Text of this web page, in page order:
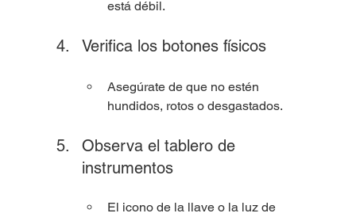
está débil.
Verifica los botones físicos
Asegúrate de que no estén
hundidos, rotos o desgastados.
Observa el tablero de
instrumentos
El icono de la llave o la luz de